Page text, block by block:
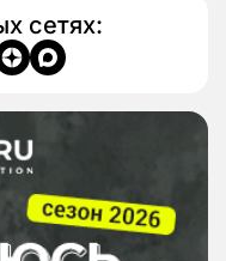
сетях: